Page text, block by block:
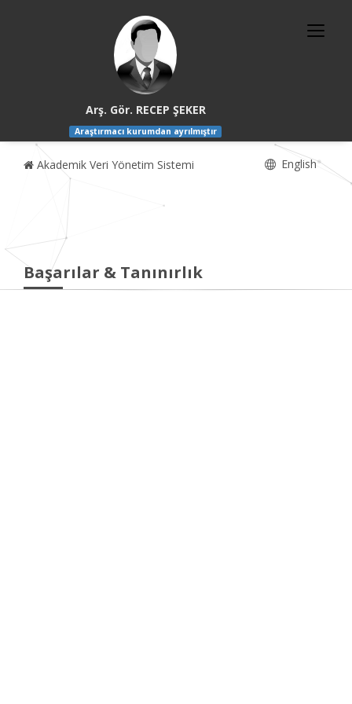
Arş. Gör. RECEP ŞEKER
Araştırmacı kurumdan ayrılmıştır
Akademik Veri Yönetim Sistemi English
Başarılar & Tanınırlık